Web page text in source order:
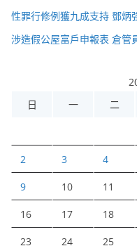
性罪行修例獲九成支持 鄧炳
涉造假公屋富戶申報表 倉管
日
一 二
2 3 4
9 10 11
16 17 18
23 24 25